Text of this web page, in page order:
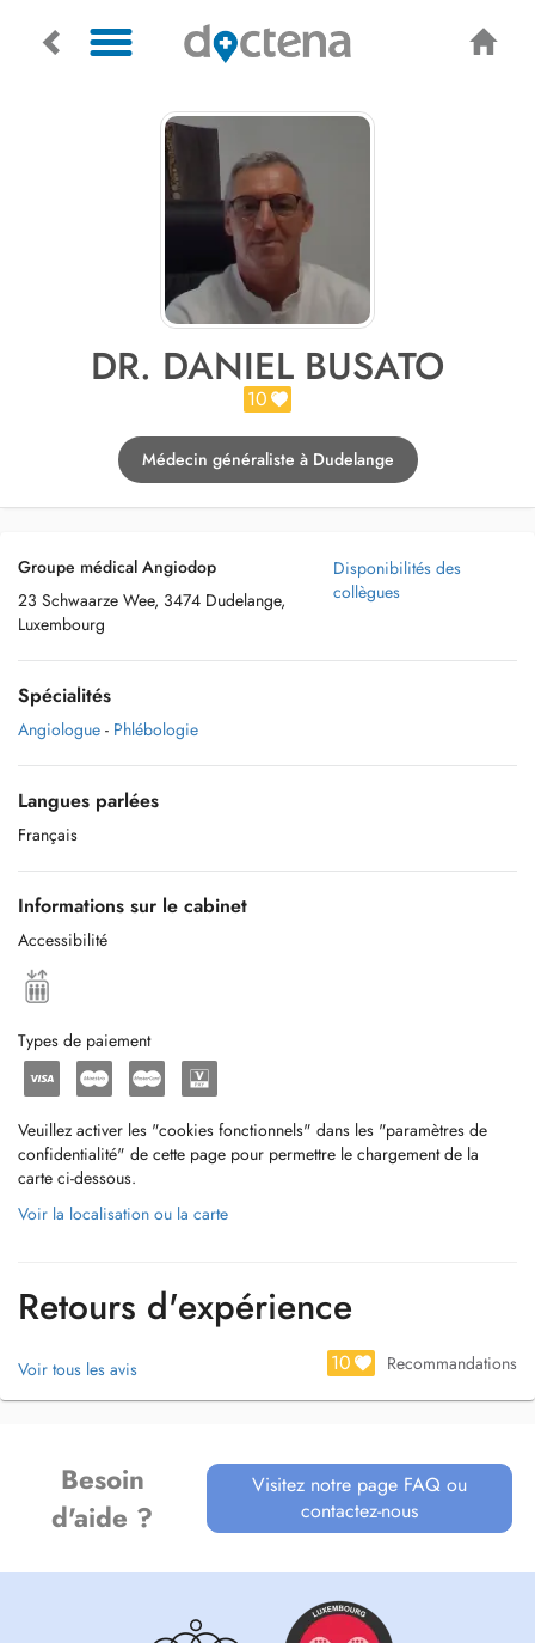
DR. DANIEL BUSATO
10
Médecin généraliste à Dudelange
Groupe médical Angiodop
23 Schwaarze Wee, 3474 Dudelange,
Luxembourg
Disponibilités des
collègues
Spécialités
Angiologue - Phlébologie
Langues parlées
Français
Informations sur le cabinet
Accessibilité
Types de paiement
Veuillez activer les "cookies fonctionnels" dans les "paramètres de
confidentialité" de cette page pour permettre le chargement de la
carte ci-dessous.
Voir la localisation ou la carte
Retours d'expérience
Voir tous les avis 10 Recommandations
Besoin
d'aide ?
Visitez notre page FAQ ou
contactez-nous